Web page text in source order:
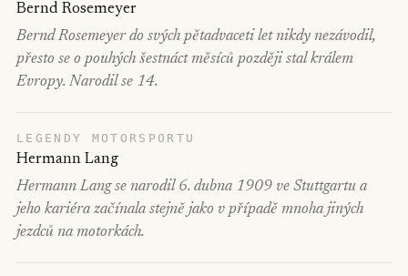
Bernd Rosemeyer
Bernd Rosemeyer do svých pětadvaceti let nikdy nezávodil,
přesto se o pouhých šestnáct měsíců později stal králem
Evropy. Narodil se 14.
LEGENDY MOTORSPORTU
Hermann Lang
Hermann Lang se narodil 6. dubna 1909 ve Stuttgartu a
jeho kariéra začínala stejně jako v případě mnoha jiných
jezdců na motorkách.